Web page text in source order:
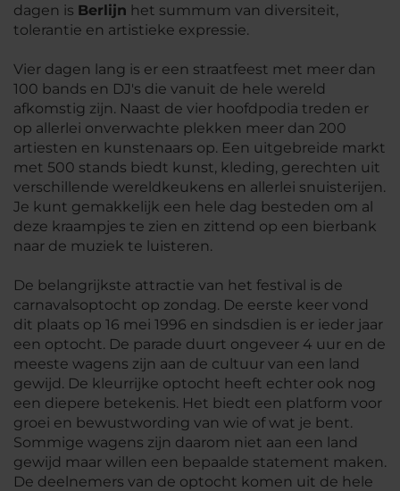
dagen is Berlijn het summum van diversiteit,
tolerantie en artistieke expressie.
Vier dagen lang is er een straatfeest met meer dan
100 bands en DJ's die vanuit de hele wereld
afkomstig zijn. Naast de vier hoofdpodia treden er
op allerlei onverwachte plekken meer dan 200
artiesten en kunstenaars op. Een uitgebreide markt
met 500 stands biedt kunst, kleding, gerechten uit
verschillende wereldkeukens en allerlei snuisterijen.
Je kunt gemakkelijk een hele dag besteden om al
deze kraampjes te zien en zittend op een bierbank
naar de muziek te luisteren.
De belangrijkste attractie van het festival is de
carnavalsoptocht op zondag. De eerste keer vond
dit plaats op 16 mei 1996 en sindsdien is er ieder jaar
een optocht. De parade duurt ongeveer 4 uur en de
meeste wagens zijn aan de cultuur van een land
gewijd. De kleurrijke optocht heeft echter ook nog
een diepere betekenis. Het biedt een platform voor
groei en bewustwording van wie of wat je bent.
Sommige wagens zijn daarom niet aan een land
gewijd maar willen een bepaalde statement maken.
De deelnemers van de optocht komen uit de hele